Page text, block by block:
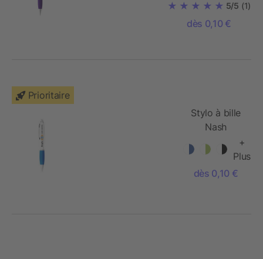
5/5 (1)
dès 0,10 €
Prioritaire
Stylo à bille
Nash
+
Plus
dès 0,10 €